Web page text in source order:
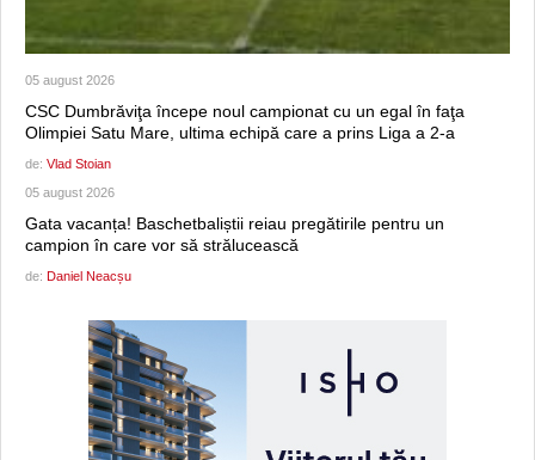
05 august 2026
CSC Dumbrăviţa începe noul campionat cu un egal în faţa
Olimpiei Satu Mare, ultima echipă care a prins Liga a 2-a
de: Vlad Stoian
05 august 2026
Gata vacanța! Baschetbaliștii reiau pregătirile pentru un
campion în care vor să strălucească
de: Daniel Neacșu